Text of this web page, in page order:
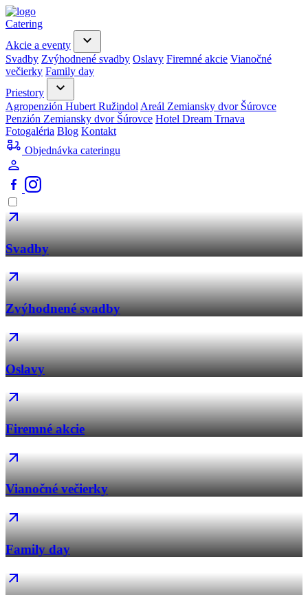
Catering
Akcie a eventy
Svadby Zvýhodnené svadby Oslavy Firemné akcie Vianočné
večierky Family day
Priestory
Agropenzión Hubert Ružindol Areál Zemiansky dvor Šúrovce
Penzión Zemiansky dvor Šúrovce Hotel Dream Trnava
Fotogaléria Blog Kontakt
Objednávka cateringu
Svadby
Zvýhodnené svadby
Oslavy
Firemné akcie
Vianočné večierky
Family day